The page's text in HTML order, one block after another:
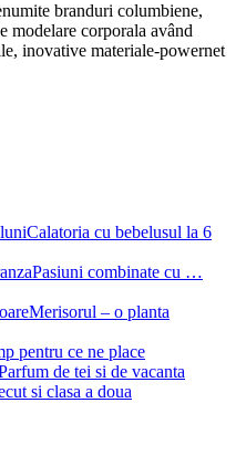
branduri columbiene,
modelare corporala având
inovative materiale-powernet
Calatoria cu bebelusul la 6
Pasiuni combinate cu …
Merisorul – o planta
pentru ce ne place
de tei si de vacanta
si clasa a doua